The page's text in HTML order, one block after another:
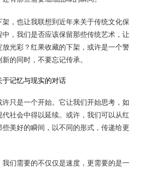
，也让我联想到近年来关于传统文化保
，我们是否应该保留那些传统艺术，让
光彩？红果收藏的下架，或许是一个警
的同时，不要忘记传承。
记忆与现实的对话
只是一个开始。它让我们开始思考，如
社会中得以延续。或许，我们可以从红
美好的瞬间，以不同的形式，传递给更
们需要的不仅仅是速度，更需要的是一